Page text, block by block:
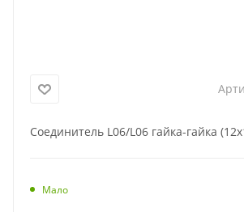
Соединитель L06/L06 гайка-гайка
Мало